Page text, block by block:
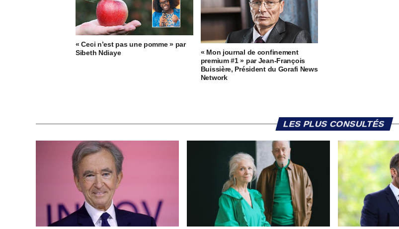
« Ceci n’est pas une pomme » par
Sibeth Ndiaye
« Mon journal de confinement
premium #1 » par Jean-François
Buissière, Président du Gorafi News
Network
LES PLUS CONSULTÉS